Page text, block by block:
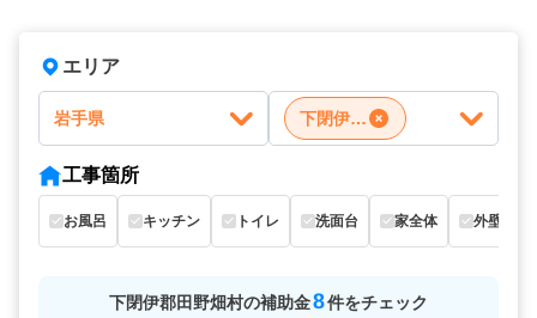
エリア
岩手県 下閉伊郡田野畑村
工事箇所
お風呂 キッチン トイレ 洗面台 家全体 外壁
下閉伊郡田野畑村の補助金8件をチェック